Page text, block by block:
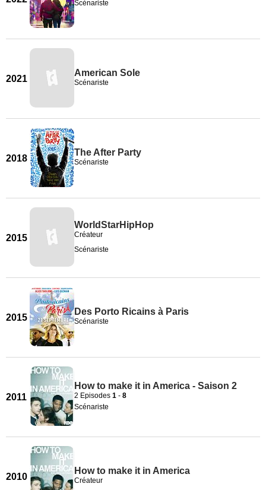
Scénariste
2021
American Sole
Scénariste
2018
The After Party
Scénariste
2015
WorldStarHipHop
Créateur
Scénariste
2015
Des Porto Ricains à Paris
Scénariste
2011
How to make it in America - Saison 2
2 Episodes 1 - 8
Scénariste
2010
How to make it in America
Créateur